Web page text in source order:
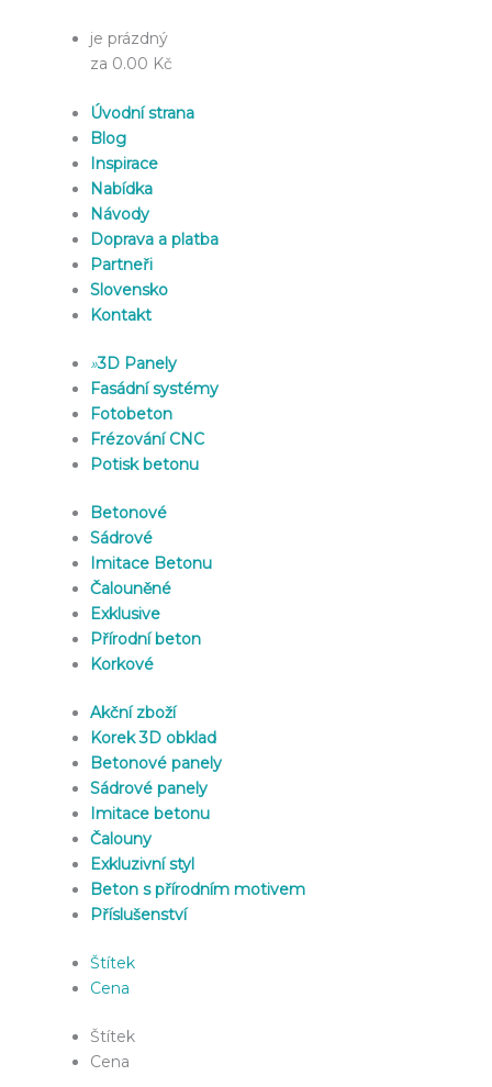
je prázdný
za 0.00 Kč
Úvodní strana
Blog
Inspirace
Nabídka
Návody
Doprava a platba
Partneři
Slovensko
Kontakt
»3D Panely
Fasádní systémy
Fotobeton
Frézování CNC
Potisk betonu
Betonové
Sádrové
Imitace Betonu
Čalouněné
Exklusive
Přírodní beton
Korkové
Akční zboží
Korek 3D obklad
Betonové panely
Sádrové panely
Imitace betonu
Čalouny
Exkluzivní styl
Beton s přírodním motivem
Příslušenství
Štítek
Cena
Štítek
Cena